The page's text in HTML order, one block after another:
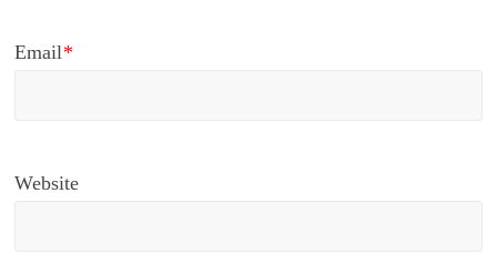
Email*
Website